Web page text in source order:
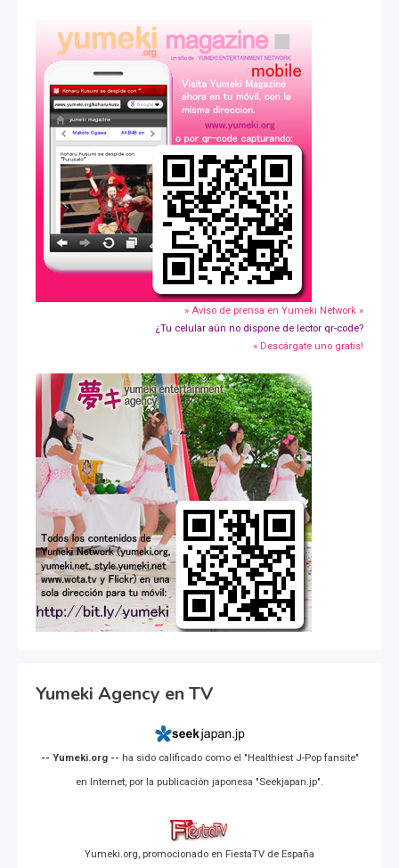
» Aviso de prensa en Yumeki Network »
¿Tu celular aún no dispone de lector qr-code?
» Descárgate uno gratis!
Yumeki Agency en TV
-- Yumeki.org -- ha sido calificado como el "Healthiest J-Pop fansite"
en Internet, por la publicación japonesa "Seekjapan.jp".
Yumeki.org, promocionado en FiestaTV de España